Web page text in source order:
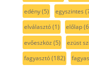
edény(5) egyszintes
elválasztó(1) előlap
evőeszköz (5) ezüst
fagyasztó(182)